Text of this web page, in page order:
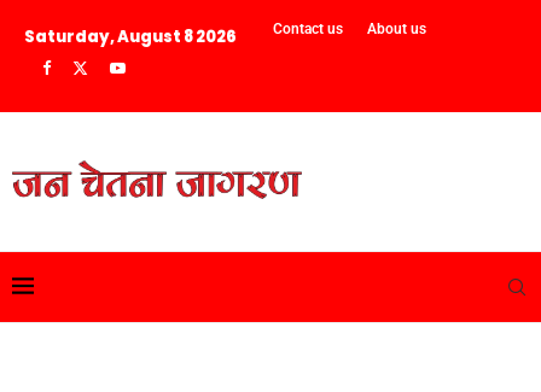
Saturday, August 8 2026 Contact us About us